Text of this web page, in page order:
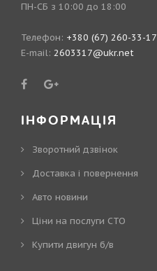
ПН-СБ з 10:00 до 18:00
Телефон: +380 (67) 260-33-17
E-mail: 2603317@ukr.net
ІНФОРМАЦІЯ
Зворотний дзвінок
Доставка і повернення
Авто новини
Ціни на послуги СТО
Купити двигун б/в